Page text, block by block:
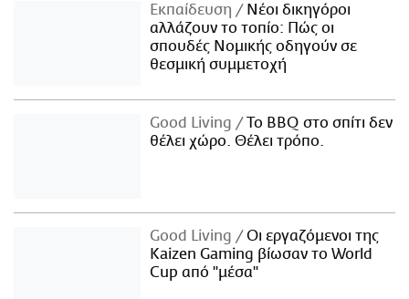
Εκπαίδευση
Νέοι δικηγόροι
αλλάζουν το τοπίο: Πώς οι
σπουδές Νομικής οδηγούν σε
θεσμική συμμετοχή
Good Living
Το BBQ στο σπίτι δεν
θέλει χώρο. Θέλει τρόπο.
Good Living
Οι εργαζόμενοι της
Kaizen Gaming βίωσαν το World
Cup από "μέσα"